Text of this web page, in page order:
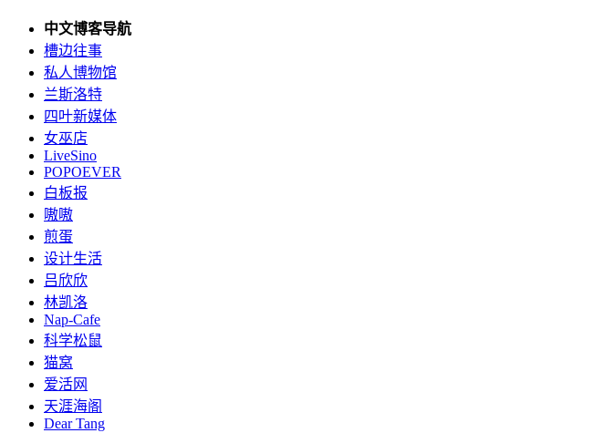
中文博客导航
槽边往事
私人博物馆
兰斯洛特
四叶新媒体
女巫店
LiveSino
POPOEVER
白板报
嗷嗷
煎蛋
设计生活
吕欣欣
林凯洛
Nap-Cafe
科学松鼠
猫窝
爱活网
天涯海阁
Dear Tang